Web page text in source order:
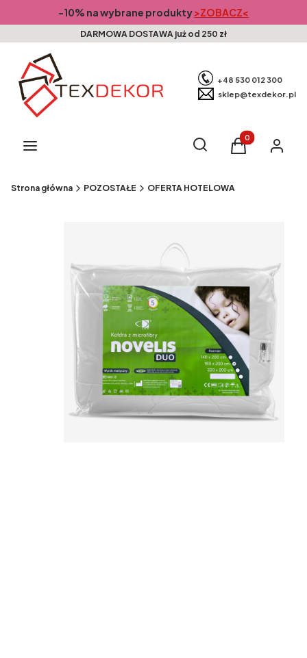
-10% na wybrane produkty>ZOBACZ<
DARMOWA DOSTAWA już od 250 zł
+48 530 012 300
sklep@texdekor.pl
Menu Otwórz wyszukiwarkę
Szukaj Produkty w
Koszyk Zaloguj
Strona główna POZOSTAŁE OFERTA HOTELOWA